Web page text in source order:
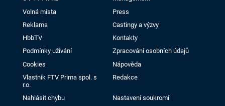
Volná místa
Press
Reklama
Castingy a výzvy
HbbTV
Kontakty
Podmínky užívání
Zpracování osobních údajů
Cookies
Nápověda
Vlastník FTV Prima spol. s
r.o.
Redakce
Nahlásit chybu Nastavení soukromí